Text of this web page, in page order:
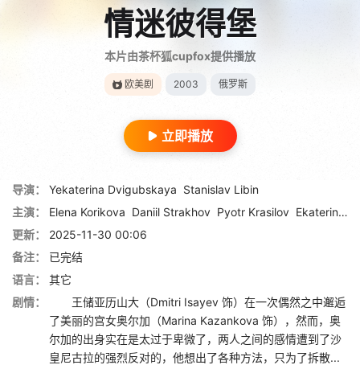
情迷彼得堡
本片由茶杯狐cupfox提供播放
欧美剧 2003 俄罗斯
立即播放
导演： Yekaterina Dvigubskaya Stanislav Libin
主演：
Elena Korikova Daniil Strakhov Pyotr Krasilov Ekaterina Klimova
更新：
2025-11-30 00:06
备注：
已完结
语言：
其它
剧情：
王储亚历山大（Dmitri Isayev 饰）在一次偶然之中邂逅
了美丽的宫女奥尔加（Marina Kazankova 饰），然而，奥
尔加的出身实在是太过于卑微了，两人之间的感情遭到了沙
皇尼古拉的强烈反对的，他想出了各种方法，只为了拆散...